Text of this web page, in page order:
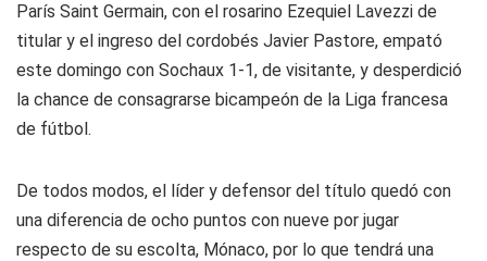
París Saint Germain, con el rosarino Ezequiel Lavezzi de
titular y el ingreso del cordobés Javier Pastore, empató
este domingo con Sochaux 1-1, de visitante, y desperdició
la chance de consagrarse bicampeón de la Liga francesa
de fútbol.
De todos modos, el líder y defensor del título quedó con
una diferencia de ocho puntos con nueve por jugar
respecto de su escolta, Mónaco, por lo que tendrá una